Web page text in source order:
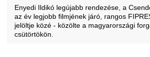
Enyedi Ildikó legújabb rendezése, a
az év legjobb filmjének járó, rangos
jelöltje közé - közölte a magyarországi
csütörtökön.